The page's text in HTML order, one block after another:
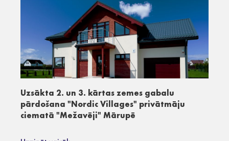
Uzsākta 2. un 3. kārtas zemes gabalu
pārdošana "Nordic Villages" privātmāju
ciematā "Mežavēji" Mārupē